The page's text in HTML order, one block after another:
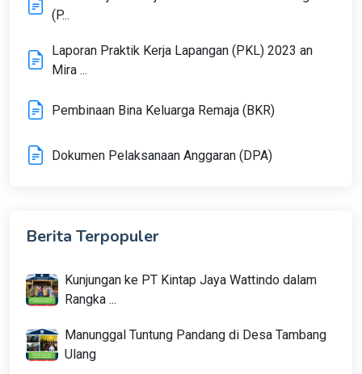
(P...
Laporan Praktik Kerja Lapangan (PKL) 2023 an
Mira ...
Pembinaan Bina Keluarga Remaja (BKR)
Dokumen Pelaksanaan Anggaran (DPA)
Berita Terpopuler
Kunjungan ke PT Kintap Jaya Wattindo dalam
Rangka ...
Manunggal Tuntung Pandang di Desa Tambang
Ulang